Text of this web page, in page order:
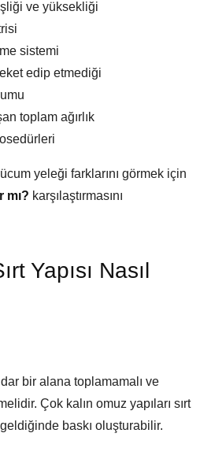
ve yüksekliği
sistemi
edip etmediği
toplam ağırlık
yeleği farklarını görmek için
mı? karşılaştırmasını
Yapısı Nasıl
bir alana toplamamalı ve
Çok kalın omuz yapıları sırt
baskı oluşturabilir.